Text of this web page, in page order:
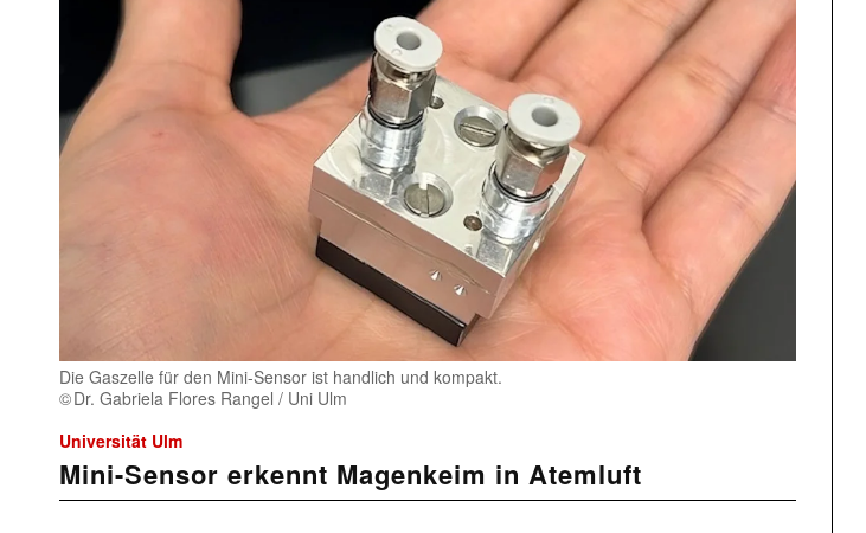
Die Gaszelle für den Mini-Sensor ist handlich und kompakt.
Dr. Gabriela Flores Rangel / Uni Ulm
Universität Ulm
Mini-Sensor erkennt Magenkeim in Atemluft